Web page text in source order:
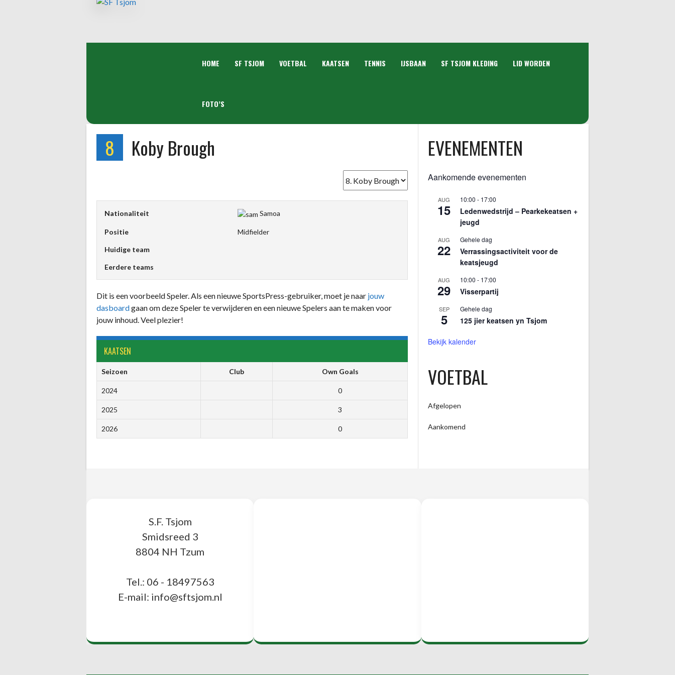
HOME SF TSJOM VOETBAL KAATSEN TENNIS IJSBAAN SF TSJOM KLEDING LID WORDEN
FOTO’S
8 Koby Brough
Nationaliteit Samoa
Positie Midfielder
Huidige team
Eerdere teams
Dit is een voorbeeld Speler. Als een nieuwe SportsPress-gebruiker, moet je naar jouw
dasboardgaan om deze Speler te verwijderen en een nieuwe Spelers aan te maken voor
jouw inhoud. Veel plezier!
KAATSEN
Seizoen Club Own Goals
2024 0
2025 3
2026 0
EVENEMENTEN
Aankomende evenementen
AUG
15
10:00 - 17:00
Ledenwedstrijd – Pearkekeatsen +
jeugd
AUG
22
Gehele dag
Verrassingsactiviteit voor de
keatsjeugd
AUG
29
10:00 - 17:00
Visserpartij
SEP
5
Gehele dag
125 jier keatsen yn Tsjom
Bekijk kalender
VOETBAL
Afgelopen
Aankomend
S.F. Tsjom
Smidsreed 3
8804 NH Tzum
Tel.: 06 - 18497563
E-mail: info@sftsjom.nl